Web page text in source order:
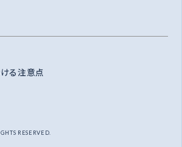
る注意点
RESERVED.